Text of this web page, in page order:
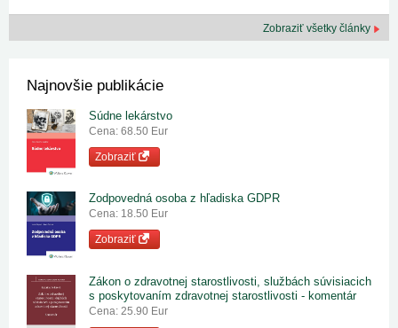
Zobraziť všetky články
Najnovšie publikácie
Súdne lekárstvo
Cena: 68.50 Eur
Zobraziť
Zodpovedná osoba z hľadiska GDPR
Cena: 18.50 Eur
Zobraziť
Zákon o zdravotnej starostlivosti, službách súvisiacich
s poskytovaním zdravotnej starostlivosti - komentár
Cena: 25.90 Eur